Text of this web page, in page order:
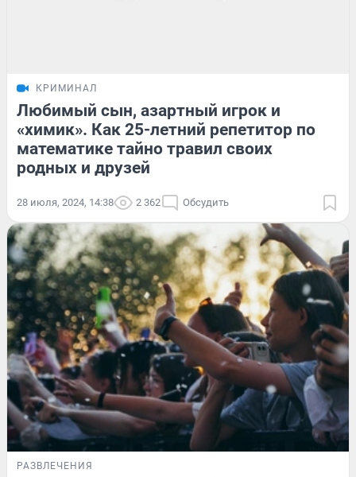
КРИМИНАЛ
Любимый сын, азартный игрок и
«химик». Как 25-летний репетитор по
математике тайно травил своих
родных и друзей
28 июля, 2024, 14:38 2 362 Обсудить
РАЗВЛЕЧЕНИЯ